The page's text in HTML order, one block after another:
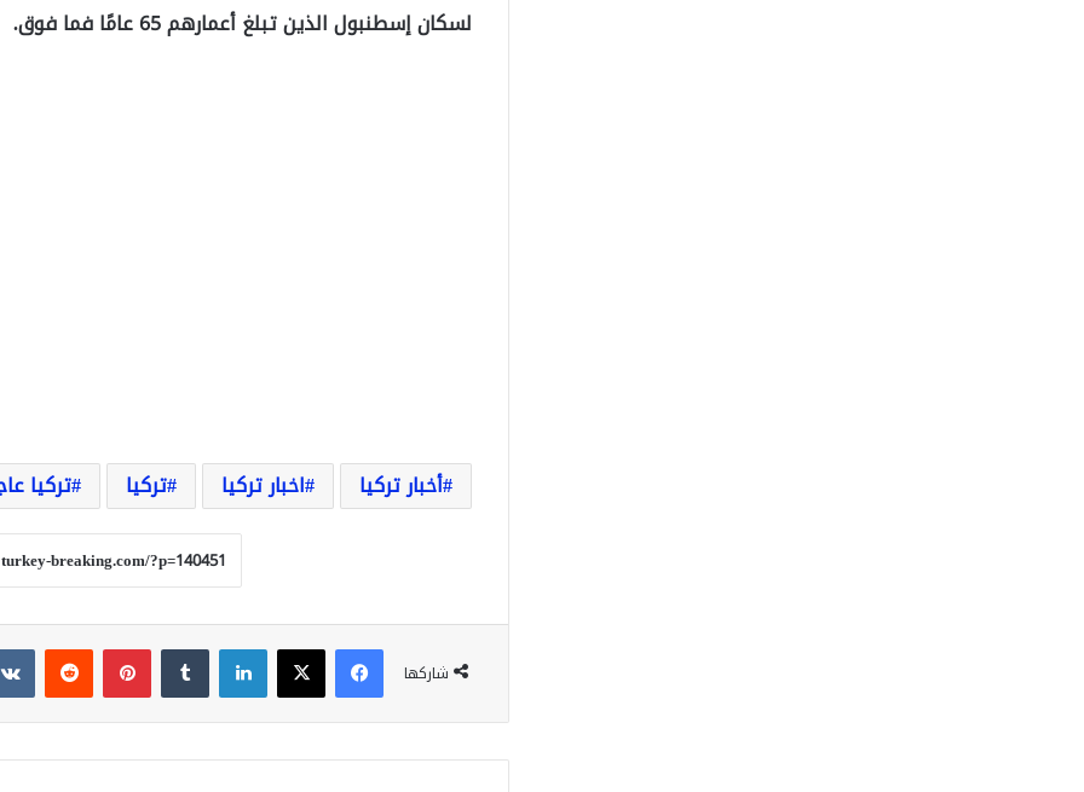
لسكان إسطنبول الذين تبلغ أعمارهم 65 عامًا فما فوق.
أخبار تركيا اخبار تركيا تركيا تركيا
شاركها
فيسبوك‫X لينكدإن بينتيريست